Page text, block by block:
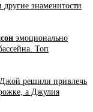
знаменитости
эмоционально
Топ
решили привлечь
а Джулия